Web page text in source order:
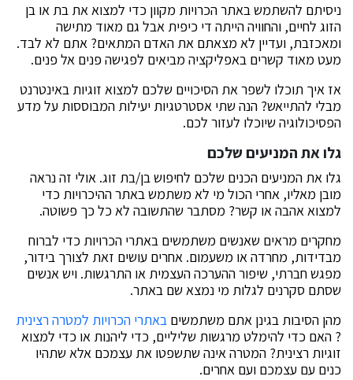
ניסיתם להשתמש באתר הכרויות מקוון כדי למצוא את בת או בן
הזוג לחיים, והחוויה הייתה די כיפית אבל גם מאוד מתישה
ומאכזבת, ועדיין לא מצאתם את האדם המתאים? אתם לא לבד.
מעט מאוד קשרים באפליקציה מביאים לפגישה פנים אל פנים.
אז איך תוכלו לשפר את הסיכויים שלכם למצוא זוגיות באינטרנט
מבלי להתייאש? הנה שתי אסטרטגיות יעילות המבוססות על מדע
הפסיכולוגיה שיוכלו לעזור לכם.
גלו את המניעים שלכם
גלו את המניעים הכנים שלכם לחיפוש בן/בת זוג. אולי זה נראה
מובן מאליו, אחרי הכול מי לא משתמש באתר ההיכרויות כדי
למצוא אהבה או קשר? מסתבר שהתשובה לא כל כך פשוטה.
מחקרים מראים שאנשים משתמשים באתרי הכרויות כדי לברוח
מבדידות, מחרדה או משעמום. אחרים עושים זאת לצורך בידור,
מפגש חברתי, שיפור ההערכה העצמית או התרגשות. ויש אנשים
שסתם סקרנים לגלות מי נמצא שם באתר.
מהן הסיבות בגינן אתם משתמשים באתרי הכרויות למטרה רצינית
? האם כדי להימלט מרגשות שליליים, כדי ליהנות או כדי למצוא
זוגיות רצינית? המטרה אינה שתשפטו את עצמכם אלא שתהיו
כנים עם עצמכם ועם אחרים.